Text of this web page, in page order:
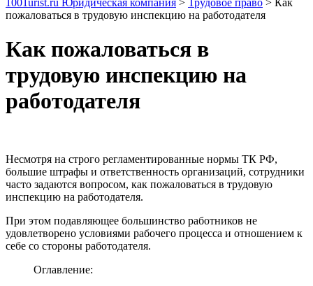
1001urist.ru Юридическая компания > Трудовое право > Как
пожаловаться в трудовую инспекцию на работодателя
Как пожаловаться в
трудовую инспекцию на
работодателя
Несмотря на строго регламентированные нормы ТК РФ,
большие штрафы и ответственность организаций, сотрудники
часто задаются вопросом, как пожаловаться в трудовую
инспекцию на работодателя.
При этом подавляющее большинство работников не
удовлетворено условиями рабочего процесса и отношением к
себе со стороны работодателя.
Оглавление: